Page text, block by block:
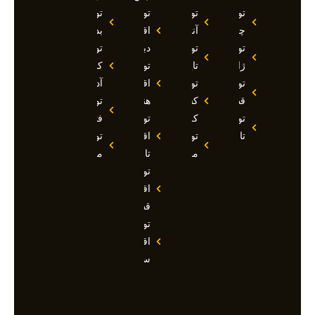
تور
چین
تور
ژاپن
تور
قطر
تور
تاجیکستان
تور
آنتالیا
تور
تایلند
تور
کشتی
کروز
تور
مالدیو
تور
اقساطی
دبی
تور
اقساطی
هند
تور
اقساطی
تاجیکستان
تور
اقساطی
قطر
تور
اقساطی
سوچی
تور
بدروم
تور
کوش
آداسی
تور
فتحیه
تور
مالزی